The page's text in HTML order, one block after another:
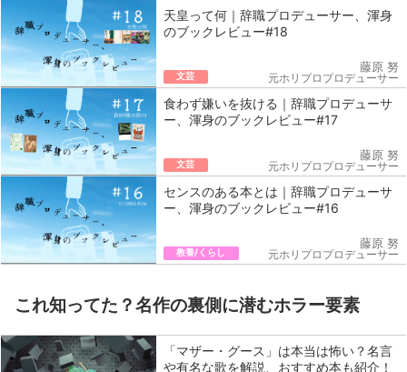
天皇って何｜辞職プロデューサー、渾身
のブックレビュー#18
文芸
藤原 努
元ホリプロプロデューサー
食わず嫌いを抜ける｜辞職プロデューサ
ー、渾身のブックレビュー#17
文芸
藤原 努
元ホリプロプロデューサー
センスのある本とは｜辞職プロデューサ
ー、渾身のブックレビュー#16
教養/くらし
藤原 努
元ホリプロプロデューサー
これ知ってた？名作の裏側に潜むホラー要素
「マザー・グース」は本当は怖い？名言
や有名な歌を解説、おすすめ本も紹介！